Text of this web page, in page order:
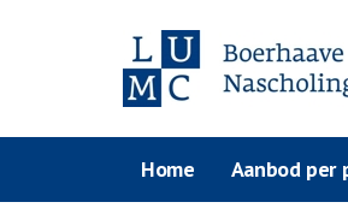
Home Aanbod per